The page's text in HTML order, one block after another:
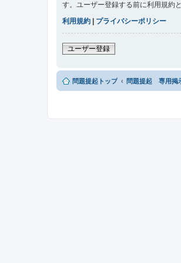
す。ユーザー登録する前に利用規約
利用規約
プライバシーポリシー
ユーザー登録
問題提起トップ 問題提起 専用掲